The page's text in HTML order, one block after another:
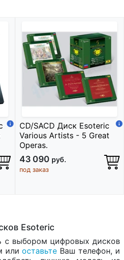
CD/SACD Диск Esoteric
Various Artists - 5 Great
Operas.
43 090 руб.
под заказ
Esoteric
с выбором цифровых дисков
илиоставьте Ваш телефон, и